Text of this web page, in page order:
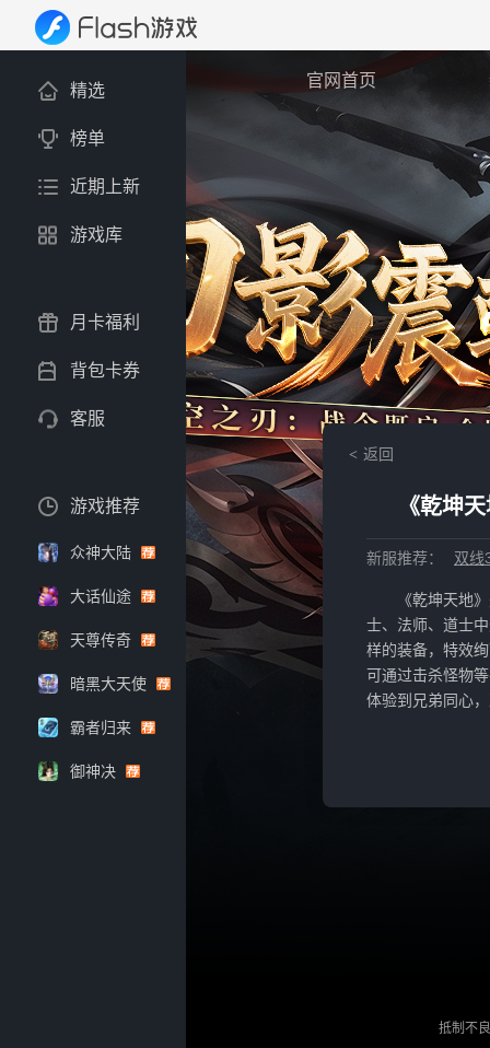
官网首页
返回
《乾坤
新服推荐： 双线
《乾坤天地
士、法师、道士
样的装备，特效
可通过击杀怪物
体验到兄弟同心
精选
榜单
近期上新
游戏库
月卡福利
背包卡券
客服
游戏推荐
众神大陆
大话仙途
天尊传奇
暗黑大天使
霸者归来
御神决
抵制不